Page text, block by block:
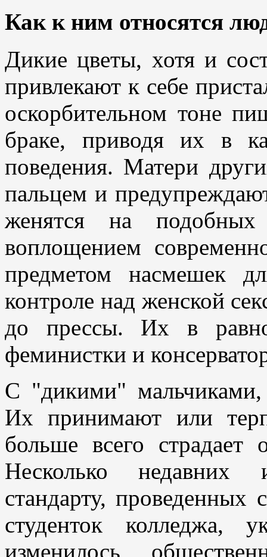
Как к ним относятся
Дикие цветы, хотя и
привлекают к себе
оскорбительном тоне
браке, приводя их в
поведения. Матери
пальцем и
женятся на
воплощением
предметом насмешек
контроле над женской
до прессы. Их в
феминистки и
С "дикими" мальчиками,
Их принимают или
больше всего
Несколько недавних
стандарту, проведенных
студенток
изменилось